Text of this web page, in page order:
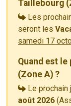
Taillebourg
Les
seront les
samedi 17
Quand est
(Zone A) ?
Le
août 2026